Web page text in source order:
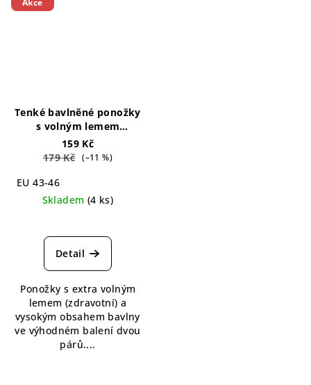
Tenké bavlněné ponožky
s volným lemem
hořčicové, 2 páry
Top Cotton Socks
159 Kč
179 Kč (–11 %)
EU 43-46
Skladem (4 ks)
hodnocení
produktu
z
5
hvězdiček.
Detail
Ponožky s extra volným
lemem (zdravotní) a
vysokým obsahem bavlny
ve výhodném balení dvou
párů....